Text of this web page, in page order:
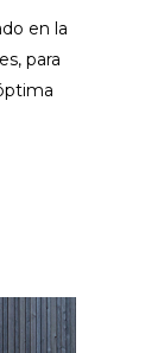
en la
para